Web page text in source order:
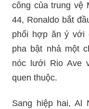
công của trung vệ
44, Ronaldo bắt
phối hợp ăn ý với
pha bật nhả một
nóc lưới Rio Ave
quen thuộc.
Sang hiệp hai, Al